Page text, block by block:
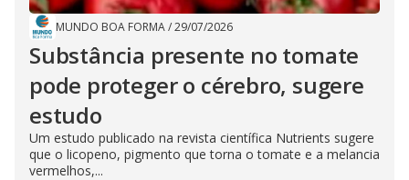
MUNDO BOA FORMA/29/07/2026
Substância presente no tomate
pode proteger o cérebro, sugere
estudo
Um estudo publicado na revista científica Nutrients sugere
que o licopeno, pigmento que torna o tomate e a melancia
vermelhos,...